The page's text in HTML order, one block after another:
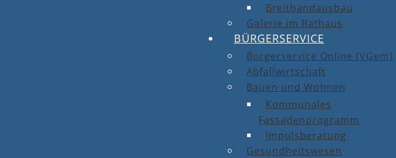
Breitbandausbau
Galerie im Rathaus
BÜRGERSERVICE
Bürgerservice Online (VGem)
Abfallwirtschaft
Bauen und Wohnen
Kommunales
Fassadenprogramm
Impulsberatung
Gesundheitswesen